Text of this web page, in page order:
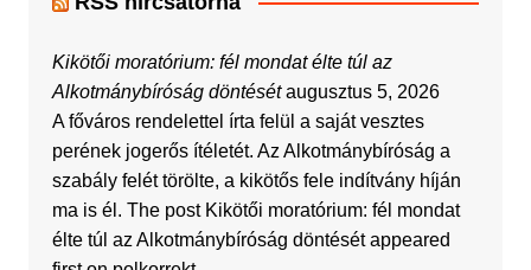
Kikötői moratórium: fél mondat élte túl az
Alkotmánybíróság döntését augusztus 5, 2026
A főváros rendelettel írta felül a saját vesztes
perének jogerős ítéletét. Az Alkotmánybíróság a
szabály felét törölte, a kikötős fele indítvány híján
ma is él. The post Kikötői moratórium: fél mondat
élte túl az Alkotmánybíróság döntését appeared